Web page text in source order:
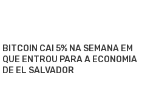
BITCOIN CAI 5% NA SEMANA EM
QUE ENTROU PARA A ECONOMIA
DE EL SALVADOR